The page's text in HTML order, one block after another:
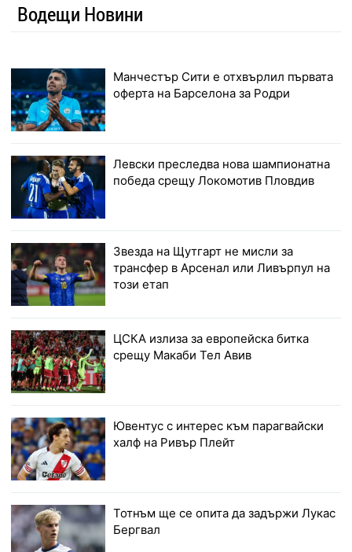
Водещи Новини
Манчестър Сити е отхвърлил първата
оферта на Барселона за Родри
Левски преследва нова шампионатна
победа срещу Локомотив Пловдив
Звезда на Щутгарт не мисли за
трансфер в Арсенал или Ливърпул на
този етап
ЦСКА излиза за европейска битка
срещу Макаби Тел Авив
Ювентус с интерес към парагвайски
халф на Ривър Плейт
Тотнъм ще се опита да задържи Лукас
Бергвал